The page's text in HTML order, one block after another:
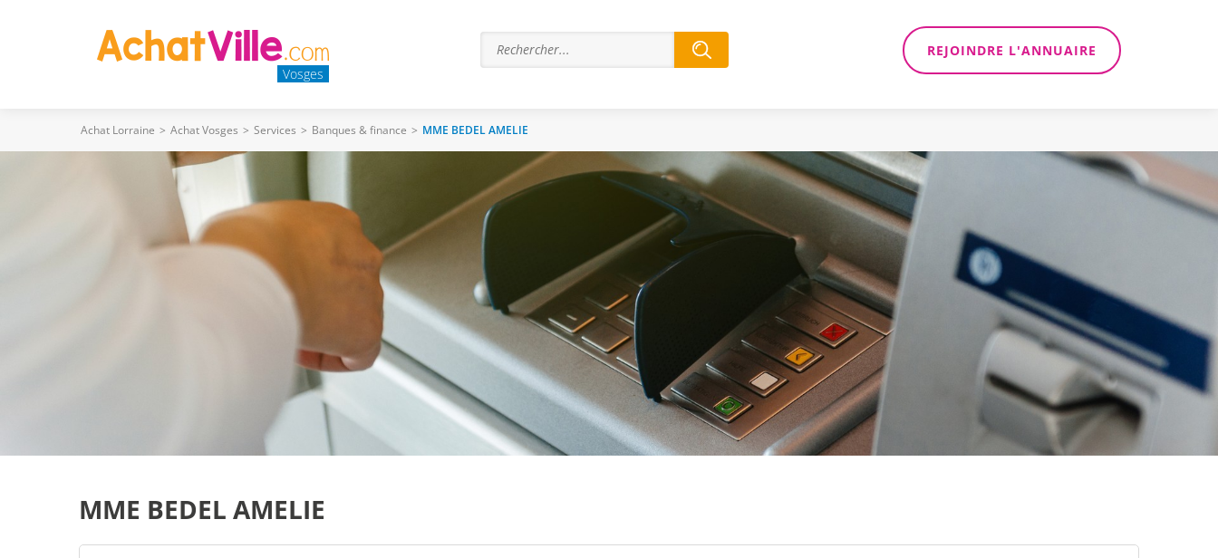
Vosges
REJOINDRE L'ANNUAIRE
Achat Lorraine > Achat Vosges > Services > Banques & finance > MME BEDEL AMELIE
MME BEDEL AMELIE